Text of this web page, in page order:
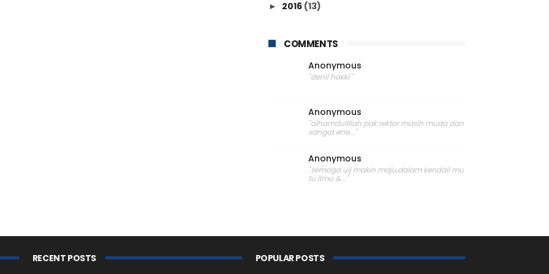
► 2016 (13)
COMMENTS
Anonymous
"denil hakki "
Anonymous
"alhamdulillah pak rektor masih muda dan
sangat ene..."
Anonymous
"semoga uij makin maju,dalam kendali mu
tu ilmu &..."
RECENT POSTS POPULAR POSTS